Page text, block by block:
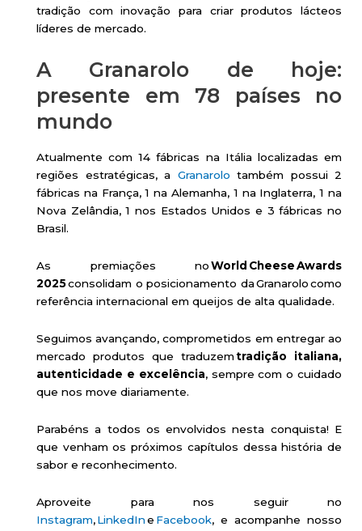
tradição com inovação para criar produtos lácteos
líderes de mercado.
A Granarolo de hoje:
presente em 78 países no
mundo
Atualmente com 14 fábricas na Itália localizadas em
regiões estratégicas, a Granarolo também possui 2
fábricas na França, 1 na Alemanha, 1 na Inglaterra, 1 na
Nova Zelândia, 1 nos Estados Unidos e 3 fábricas no
Brasil.
As premiações noWorld Cheese Awards
2025consolidam o posicionamento da Granarolo como
referência internacional em queijos de alta qualidade.
Seguimos avançando, comprometidos em entregar ao
mercado produtos que traduzemtradição italiana,
autenticidade e excelência, sempre com o cuidado
que nos move diariamente.
Parabéns a todos os envolvidos nesta conquista! E
que venham os próximos capítulos dessa história de
sabor e reconhecimento.
Aproveite para nos seguir no
Instagram,LinkedIne Facebook, e acompanhe nosso